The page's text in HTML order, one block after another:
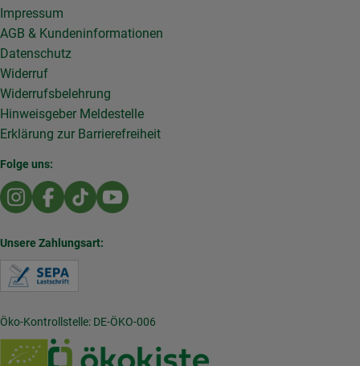
Impressum
AGB & Kundeninformationen
Datenschutz
Widerruf
Widerrufsbelehrung
Hinweisgeber Meldestelle
Erklärung zur Barrierefreiheit
Folge uns:
Externer Link zu https://www.instagram.com/
Externer Link zu https://www.facebook.com/
Externer Link zu https://www.tiktok.com/
Externer Link zu https://
Unsere Zahlungsart:
Öko-Kontrollstelle: DE-ÖKO-006
Externer Link zu /_Resources/Persistent/7/b/6/4/